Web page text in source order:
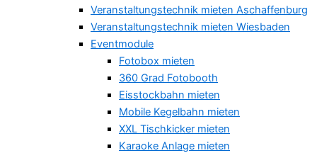
Veranstaltungstechnik mieten Aschaffenburg
Veranstaltungstechnik mieten Wiesbaden
Eventmodule
Fotobox mieten
360 Grad Fotobooth
Eisstockbahn mieten
Mobile Kegelbahn mieten
XXL Tischkicker mieten
Karaoke Anlage mieten